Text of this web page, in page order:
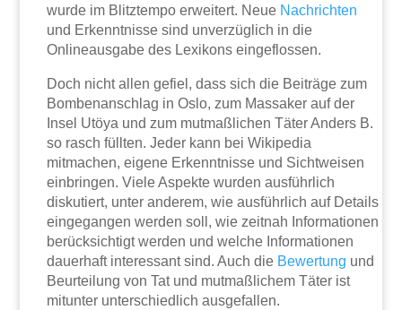
wurde im Blitztempo erweitert. Neue Nachrichten
und Erkenntnisse sind unverzüglich in die
Onlineausgabe des Lexikons eingeflossen.
Doch nicht allen gefiel, dass sich die Beiträge zum
Bombenanschlag in Oslo, zum Massaker auf der
Insel Utöya und zum mutmaßlichen Täter Anders B.
so rasch füllten. Jeder kann bei Wikipedia
mitmachen, eigene Erkenntnisse und Sichtweisen
einbringen. Viele Aspekte wurden ausführlich
diskutiert, unter anderem, wie ausführlich auf Details
eingegangen werden soll, wie zeitnah Informationen
berücksichtigt werden und welche Informationen
dauerhaft interessant sind. Auch die Bewertung und
Beurteilung von Tat und mutmaßlichem Täter ist
mitunter unterschiedlich ausgefallen.